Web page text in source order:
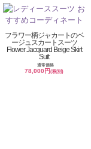
フラワー柄ジャカートのベ
ージュスカートスーツ
Flower Jacquard Beige Skirt
Suit
通常価格
78,000円(税別)